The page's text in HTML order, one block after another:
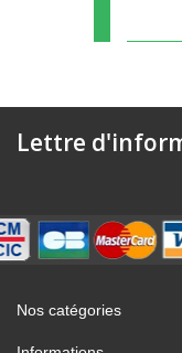
Lettre
Nos catégories